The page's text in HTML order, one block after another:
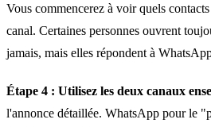
Vous commencerez à voir quels
canal. Certaines personnes ouvrent
jamais, mais elles répondent à
Étape 4 : Utilisez les deux canaux
l'annonce détaillée. WhatsApp pour le